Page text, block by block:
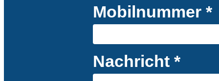
Mobilnummer *
Nachricht *